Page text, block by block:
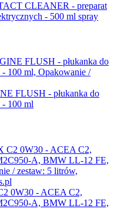
CLEANER - preparat
- 500 ml spray
FLUSH - płukanka do
- 100 ml
0W30 - ACEA C2,
A, BMW LL-12 FE,